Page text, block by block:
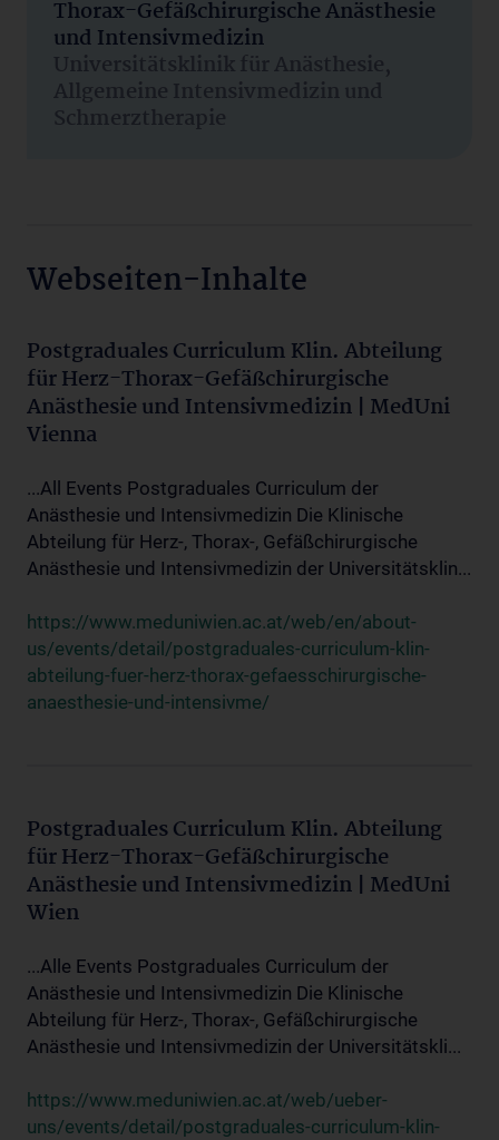
Thorax-Gefäßchirurgische Anästhesie
und Intensivmedizin
Universitätsklinik für Anästhesie,
Allgemeine Intensivmedizin und
Schmerztherapie
Webseiten-Inhalte
Postgraduales Curriculum Klin. Abteilung
für Herz-Thorax-Gefäßchirurgische
Anästhesie und Intensivmedizin | MedUni
Vienna
...All Events Postgraduales Curriculum der
Anästhesie und Intensivmedizin Die Klinische
Abteilung für Herz-, Thorax-, Gefäßchirurgische
Anästhesie und Intensivmedizin der Universitätsklin...
https://www.meduniwien.ac.at/web/en/about-
us/events/detail/postgraduales-curriculum-klin-
abteilung-fuer-herz-thorax-gefaesschirurgische-
anaesthesie-und-intensivme/
Postgraduales Curriculum Klin. Abteilung
für Herz-Thorax-Gefäßchirurgische
Anästhesie und Intensivmedizin | MedUni
Wien
...Alle Events Postgraduales Curriculum der
Anästhesie und Intensivmedizin Die Klinische
Abteilung für Herz-, Thorax-, Gefäßchirurgische
Anästhesie und Intensivmedizin der Universitätskli...
https://www.meduniwien.ac.at/web/ueber-
uns/events/detail/postgraduales-curriculum-klin-